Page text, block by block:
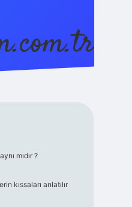
mıdır ?
kıssaları anlatılır